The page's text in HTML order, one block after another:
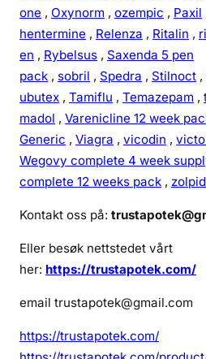
one , Oxynorm , ozempic , Paxil
hentermine , Relenza , Ritalin ,
en , Rybelsus , Saxenda 5 pen
pack , sobril , Spedra , Stilnoct ,
ubutex , Tamiflu , Temazepam ,
madol , Varenicline 12 week
Generic , Viagra , vicodin ,
Wegovy complete 4 week
complete 12 weeks pack ,
Kontakt oss på:
Eller besøk nettstedet vårt
her: https://trustapotek.com/
email trustapotek@gmail.com
https://trustapotek.com/